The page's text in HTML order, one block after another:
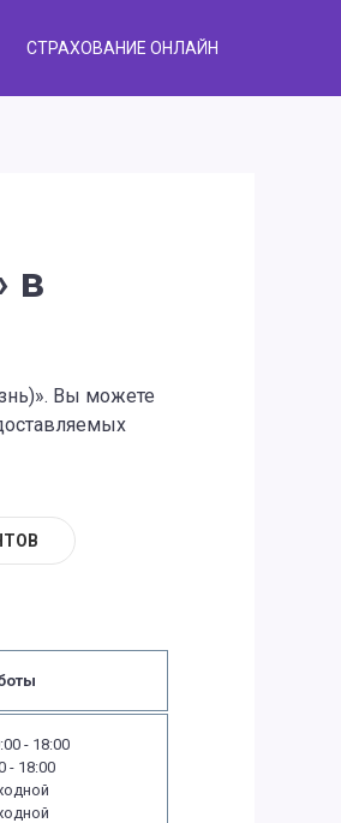
СТРАХОВАНИЕ ОНЛАЙН
в
Вы можете
- 18:00
- 18:00